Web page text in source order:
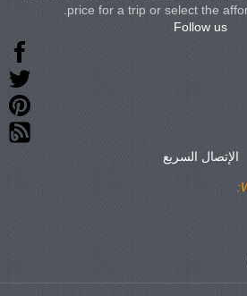
price for a trip or select the
Follow us
الإتصال السريع